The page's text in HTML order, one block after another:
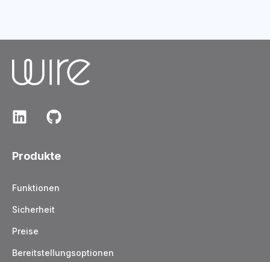
Produkte
Funktionen
Sicherheit
Preise
Bereitstellungsoptionen